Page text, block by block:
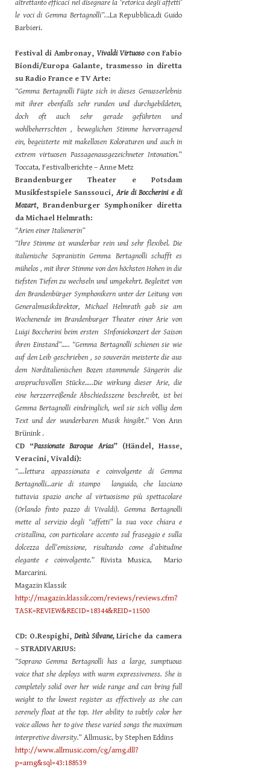
altrettanto efficaci nel disegnare la ‘retorica degli affetti’
le voci di Gemma Bertagnolli”...La Repubblica,di Guido
Barbieri.
Festival di Ambronay, Vivaldi Virtuosocon Fabio
Biondi/Europa Galante, trasmesso in diretta
su Radio France e TV Arte:
“Gemma Bertagnolli Fügte sich in dieses Genusserlebnis
mit ihrer ebenfalls sehr runden und durchgebildeten,
doch oft auch sehr gerade geführten und
wohlbeherrschten , beweglichen Stimme hervorragend
ein, begeisterte mit makellosen Koloraturen und auch in
extrem virtuosen Passagenausgezeichneter Intonation.”
Toccata, Festivalberichte – Anne Metz
Brandenburger Theater e Potsdam
Musikfestspiele Sanssouci,Arie di Boccherini e di
Mozart, Brandenburger Symphoniker diretta
da Michael Helmrath:
“Arien einer Italienerin”
“Ihre Stimme ist wunderbar rein und sehr flexibel. Die
italienische Sopranistin Gemma Bertagnolli schafft es
mühelos , mit ihrer Stimme von den höchsten Hohen in die
tiefsten Tiefen zu wechseln und umgekehrt. Begleitet von
den Brandenbürger Symphonikern unter der Leitung von
Generalmusikdirektor, Michael Helmrath gab sie am
Wochenende im Brandenburger Theater einer Arie von
Luigi Boccherini beim ersten SInfoniekonzert der Saison
ihren Einstand”….. “Gemma Bertagnolli schienen sie wie
auf den Leib geschrieben , so souverän meisterte die aus
dem Norditalienischen Bozen stammende Sängerin die
anspruchsvollen Stücke…..Die wirkung dieser Arie, die
eine herzzerreißende Abschiedsszene beschreibt, ist bei
Gemma Bertagnolli eindringlich, weil sie sich völlig dem
Text und der wunderbaren Musik hingibt.” Von Ann
Brünink .
CD “Passionate Baroque Arias” (Händel, Hasse,
Veracini, Vivaldi):
“….lettura appassionata e coinvolgente di Gemma
Bertagnolli…arie di stampo languido, che lasciano
tuttavia spazio anche al virtuosismo più spettacolare
(Orlando finto pazzo di Vivaldi). Gemma Bertagnolli
mette al servizio degli “affetti” la sua voce chiara e
cristallina, con particolare accento sul fraseggio e sulla
dolcezza dell’emissione, risultando come d’abitudine
elegante e coinvolgente.” Rivista Musica, Mario
Marcarini.
Magazin Klassik
http://magazin.klassik.com/reviews/reviews.cfm?
TASK=REVIEW&RECID=18344&REID=11500
CD: O.Respighi, Deità Silvane,Liriche da camera
– STRADIVARIUS:
“Soprano Gemma Bertagnolli has a large, sumptuous
voice that she deploys with warm expressiveness. She is
completely solid over her wide range and can bring full
weight to the lowest register as effectively as she can
serenely float at the top. Her ability to subtly color her
voice allows her to give these varied songs the maximum
interpretive diversity.” Allmusic, by Stephen Eddins
http://www.allmusic.com/cg/amg.dll?
p=amg&sql=43:188539